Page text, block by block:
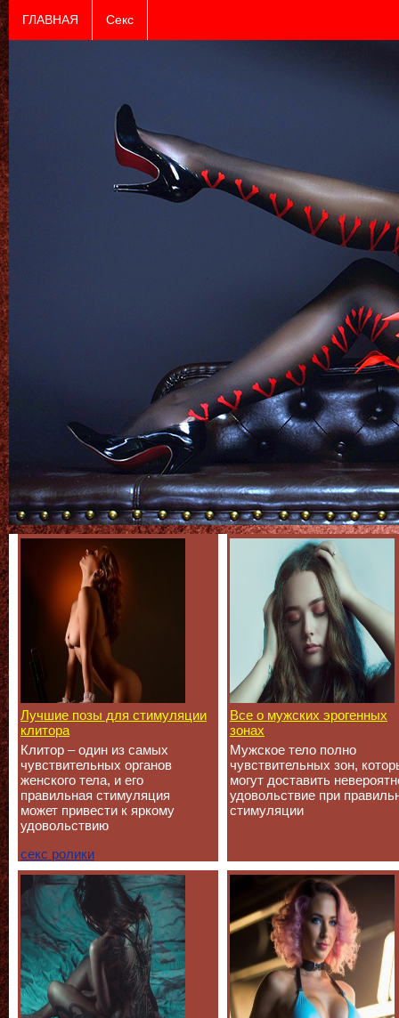
ГЛАВНАЯ Секс
Лучшие позы для стимуляции
клитора
Клитор – один из самых
чувствительных органов
женского тела, и его
правильная стимуляция
может привести к яркому
удовольствию
секс ролики
Все о мужских эрогенных
зонах
Мужское тело полно
чувствительных зон,
могут доставить
удовольствие при
стимуляции